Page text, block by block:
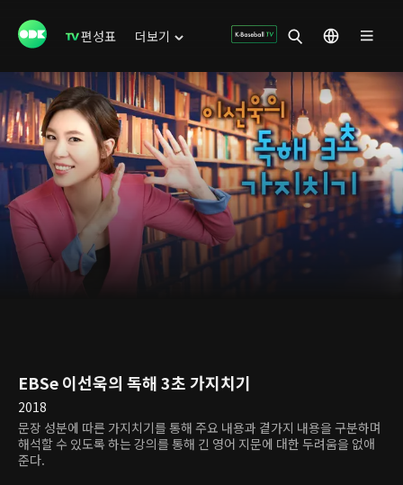
편성표 더보기
EBSe 이선욱의 독해 3초 가지치기
2018
문장 성분에 따른 가지치기를 통해 주요 내용과 곁가지 내용을 구분하며
해석할 수 있도록 하는 강의를 통해 긴 영어 지문에 대한 두려움을 없애
준다.